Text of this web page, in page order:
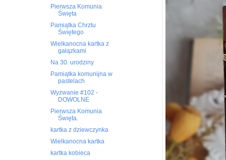
Pierwsza Komunia
Święta
Pamiątka Chrztu
Świętego
Wielkanocna kartka z
gałązkami
Na 30. urodziny
Pamiątka komunijna w
pastelach
Wyzwanie #102 -
DOWOLNE
Pierwsza Komunia
Święta.
kartka z dziewczynka
Wielkanocna kartka
kartka kobieca